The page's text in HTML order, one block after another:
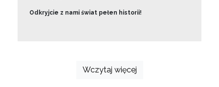
Odkryjcie z nami świat pełen historii!
Wczytaj więcej